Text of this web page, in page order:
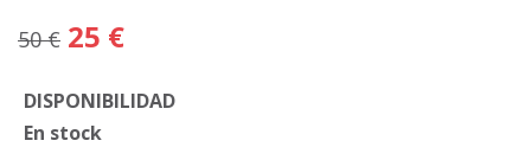
50 € 25 €
DISPONIBILIDAD
En stock